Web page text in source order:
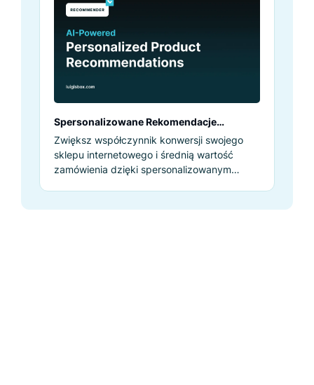
Spersonalizowane Rekomendacje
Produktów Oparte na AI
Zwiększ współczynnik konwersji swojego
sklepu internetowego i średnią wartość
zamówienia dzięki spersonalizowanym